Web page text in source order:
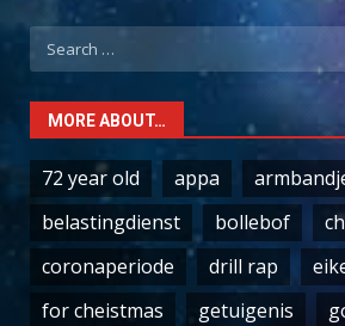
Search
for:
MORE ABOUT…
72 year old appa
belastingdienst
bollebof
coronaperiode
drill rap
for cheistmas
getuigenis